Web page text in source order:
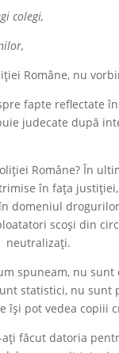
colegi,
Române, nu
fapte reflectate
judecate după
Române? În
în fața
domeniul
scoși din
neutralizați.
spuneam, nu
statistici, nu
își pot vedea copiii
ați făcut datoria